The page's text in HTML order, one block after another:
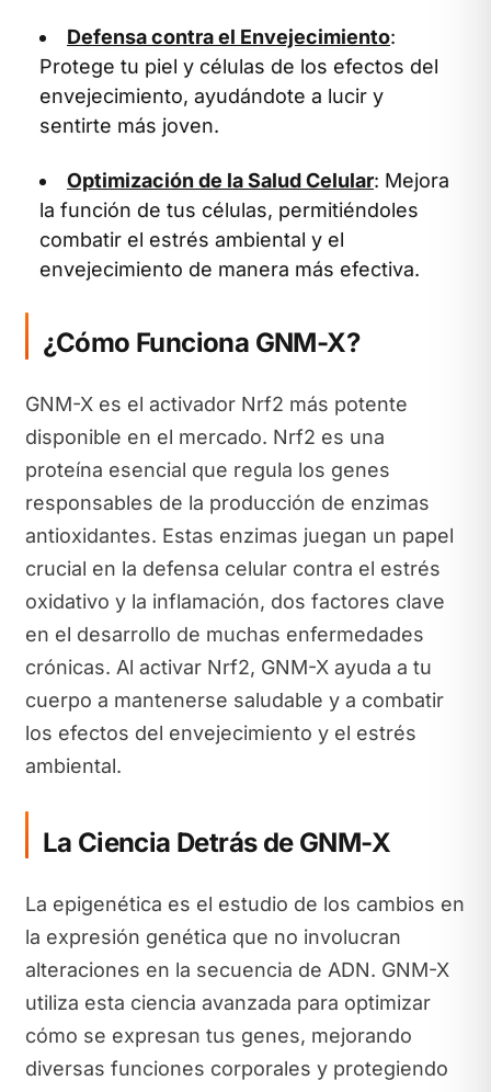
Defensa contra el Envejecimiento:
Protege tu piel y células de los efectos del
envejecimiento, ayudándote a lucir y
sentirte más joven.
Optimización de la Salud Celular: Mejora
la función de tus células, permitiéndoles
combatir el estrés ambiental y el
envejecimiento de manera más efectiva.
¿Cómo Funciona GNM-X?
GNM-X es el activador Nrf2 más potente
disponible en el mercado. Nrf2 es una
proteína esencial que regula los genes
responsables de la producción de enzimas
antioxidantes. Estas enzimas juegan un papel
crucial en la defensa celular contra el estrés
oxidativo y la inflamación, dos factores clave
en el desarrollo de muchas enfermedades
crónicas. Al activar Nrf2, GNM-X ayuda a tu
cuerpo a mantenerse saludable y a combatir
los efectos del envejecimiento y el estrés
ambiental.
La Ciencia Detrás de GNM-X
La epigenética es el estudio de los cambios en
la expresión genética que no involucran
alteraciones en la secuencia de ADN. GNM-X
utiliza esta ciencia avanzada para optimizar
cómo se expresan tus genes, mejorando
diversas funciones corporales y protegiendo